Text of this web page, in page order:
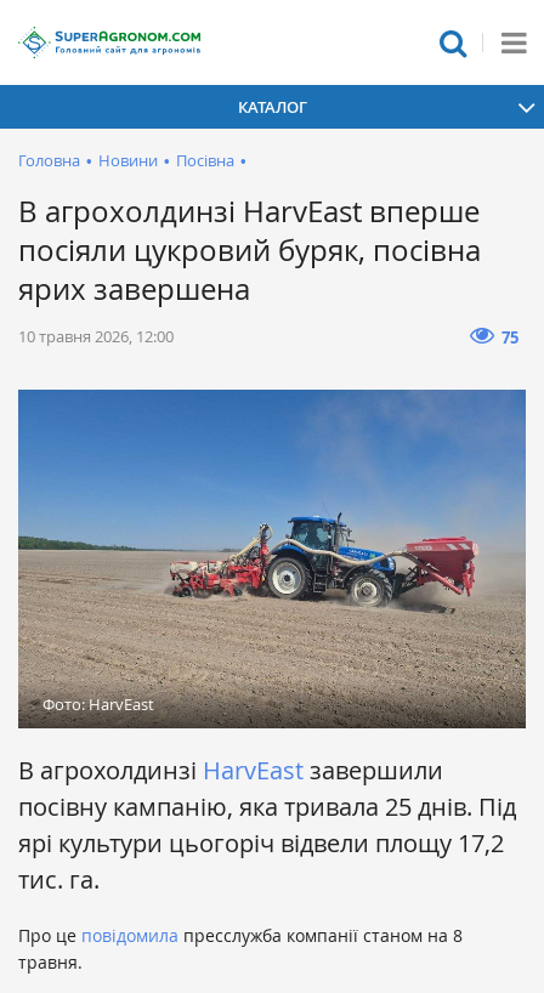
КАТАЛОГ
Головна • Новини • Посівна •
В агрохолдинзі HarvEast вперше
посіяли цукровий буряк, посівна
ярих завершена
10 травня 2026, 12:00 75
Фото: HarvEast
В агрохолдинзі HarvEastзавершили
посівну кампанію, яка тривала 25 днів. Під
ярі культури цьогоріч відвели площу 17,2
тис. га.
Про це повідомила пресслужба компанії станом на 8
травня.